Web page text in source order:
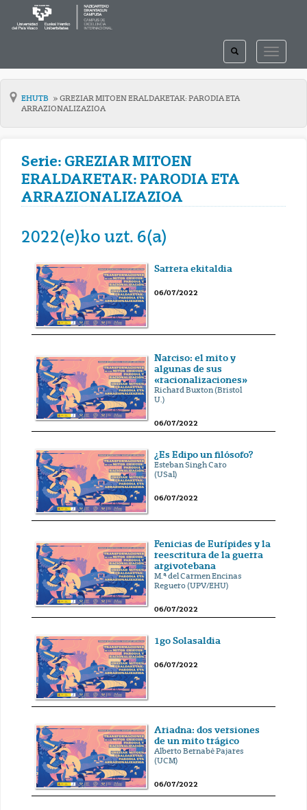
TOGGLE
TOGGLE
SEARCH
EHUTB
GREZIAR MITOEN ERALDAKETAK: PARODIA ETA
ARRAZIONALIZAZIOA
Serie: GREZIAR MITOEN
ERALDAKETAK: PARODIA ETA
ARRAZIONALIZAZIOA
2022(e)ko uzt. 6(a)
Sarrera ekitaldia
06/07/2022
Narciso: el mito y
algunas de sus
«racionalizaciones»
Richard Buxton (Bristol
U.)
06/07/2022
¿Es Edipo un filósofo?
Esteban Singh Caro
(USal)
06/07/2022
Fenicias de Eurípides y la
reescritura de la guerra
argivotebana
M.ª del Carmen Encinas
Reguero (UPV/EHU)
06/07/2022
1go Solasaldia
06/07/2022
Ariadna: dos versiones
de un mito trágico
Alberto Bernabé Pajares
(UCM)
06/07/2022